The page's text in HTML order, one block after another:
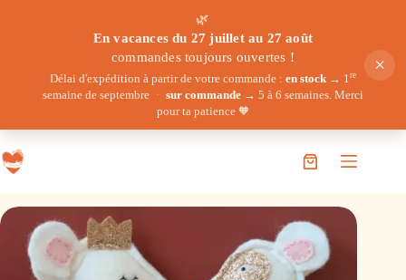
🌿
En vacances du 27 juillet au 27 août
commandes toujours ouvertes !
Délai d'expédition à partir de votre commande : en stock → 1re
semaine de septembre · sur commande → 5 à 6 semaines. Merci
pour ta patience 🧡
×